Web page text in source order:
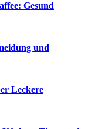
Gesund
und
Leckere